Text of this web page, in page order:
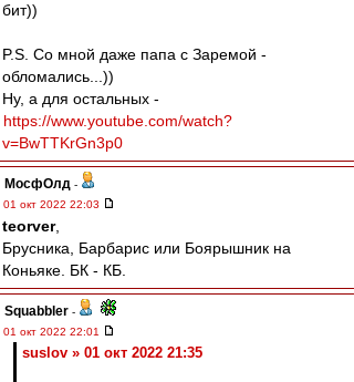
бит))
P.S. Со мной даже папа с Заремой -
обломались...))
Ну, а для остальных -
https://www.youtube.com/watch?
v=BwTTKrGn3p0
МосфОлд -
01 окт 2022 22:03
teorver,
Брусника, Барбарис или Боярышник на
Коньяке. БК - КБ.
Squabbler -
01 окт 2022 22:01
suslov » 01 окт 2022 21:35